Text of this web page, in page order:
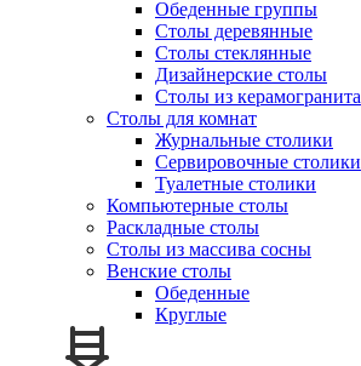
Обеденные группы
Столы деревянные
Столы стеклянные
Дизайнерские столы
Столы из керамогранита
Столы для комнат
Журнальные столики
Сервировочные столики
Туалетные столики
Компьютерные столы
Раскладные столы
Столы из массива сосны
Венские столы
Обеденные
Круглые